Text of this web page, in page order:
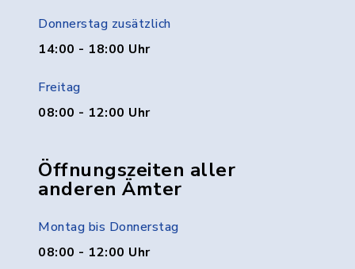
Donnerstag zusätzlich
14:00 - 18:00 Uhr
Freitag
08:00 - 12:00 Uhr
Öffnungszeiten aller
anderen Ämter
Montag bis Donnerstag
08:00 - 12:00 Uhr